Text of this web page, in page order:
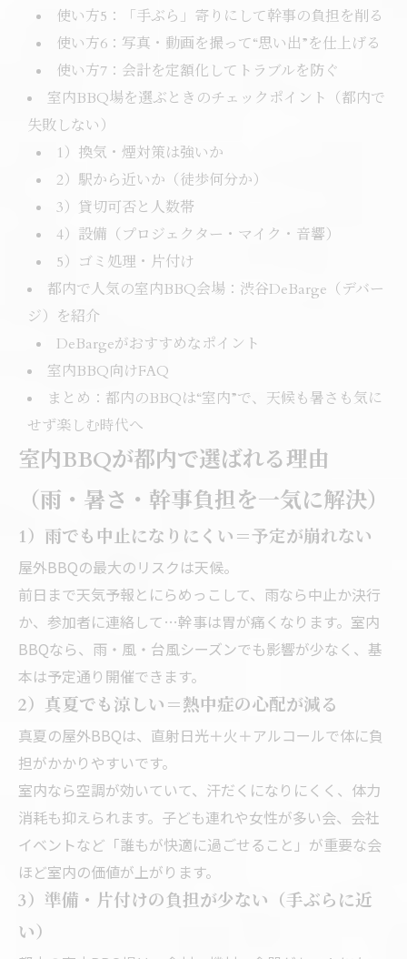
使い方5：「手ぶら」寄りにして幹事の負担を削る
使い方6：写真・動画を撮って“思い出”を仕上げる
使い方7：会計を定額化してトラブルを防ぐ
室内BBQ場を選ぶときのチェックポイント（都内で
失敗しない）
1）換気・煙対策は強いか
2）駅から近いか（徒歩何分か）
3）貸切可否と人数帯
4）設備（プロジェクター・マイク・音響）
5）ゴミ処理・片付け
都内で人気の室内BBQ会場：渋谷DeBarge（デバー
ジ）を紹介
DeBargeがおすすめなポイント
室内BBQ向けFAQ
まとめ：都内のBBQは“室内”で、天候も暑さも気に
せず楽しむ時代へ
室内BBQが都内で選ばれる理由
（雨・暑さ・幹事負担を一気に解決）
1）雨でも中止になりにくい＝予定が崩れない
屋外BBQの最大のリスクは天候。
前日まで天気予報とにらめっこして、雨なら中止か決行
か、参加者に連絡して…幹事は胃が痛くなります。室内
BBQなら、雨・風・台風シーズンでも影響が少なく、基
本は予定通り開催できます。
2）真夏でも涼しい＝熱中症の心配が減る
真夏の屋外BBQは、直射日光＋火＋アルコールで体に負
担がかかりやすいです。
室内なら空調が効いていて、汗だくになりにくく、体力
消耗も抑えられます。子ども連れや女性が多い会、会社
イベントなど「誰もが快適に過ごせること」が重要な会
ほど室内の価値が上がります。
3）準備・片付けの負担が少ない（手ぶらに近
い）